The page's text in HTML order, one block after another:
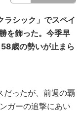
ラシック」でスペイ
を飾った。今季早
歳の勢いが止まら
だったが、前週の覇
ガーの追撃にあい